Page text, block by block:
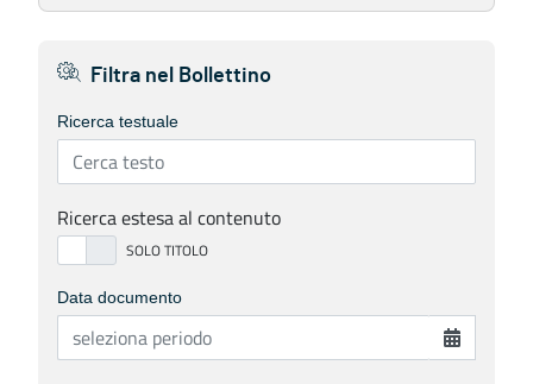
Filtra nel Bollettino
Ricerca testuale
Ricerca estesa al contenuto
Data documento